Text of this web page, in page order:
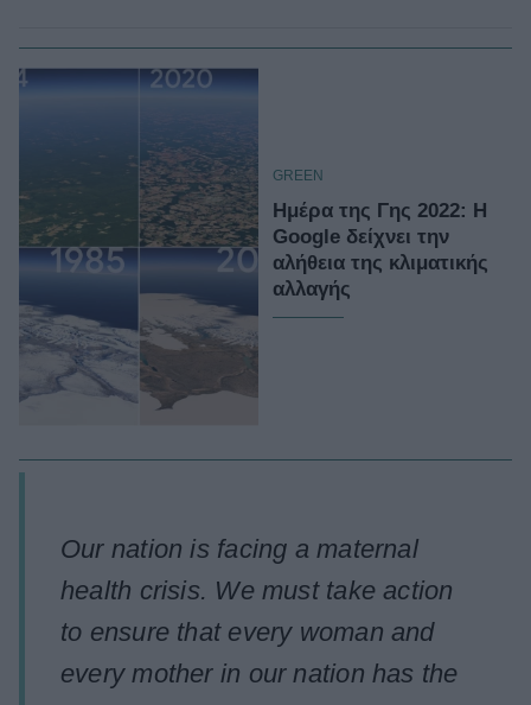
GREEN
Ημέρα της Γης 2022: Η
Google δείχνει την
αλήθεια της κλιματικής
αλλαγής
Our nation is facing a maternal
health crisis. We must take action
to ensure that every woman and
every mother in our nation has the